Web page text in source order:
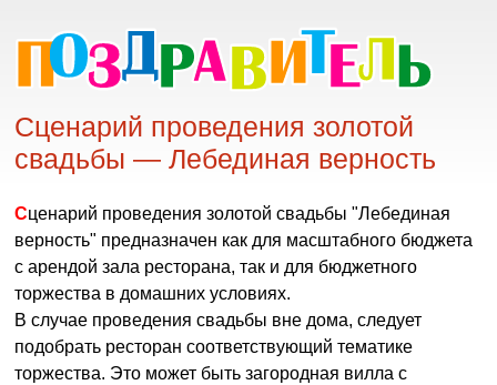
Сценарий проведения золотой
свадьбы — Лебединая верность
Сценарий проведения золотой свадьбы "Лебединая
верность" предназначен как для масштабного бюджета
с арендой зала ресторана, так и для бюджетного
торжества в домашних условиях.
В случае проведения свадьбы вне дома, следует
подобрать ресторан соответствующий тематике
торжества. Это может быть загородная вилла с